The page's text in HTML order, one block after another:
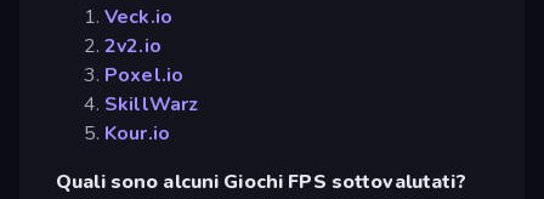
Veck.io
2v2.io
Poxel.io
SkillWarz
Kour.io
Quali sono alcuni Giochi FPS sottovalutati?